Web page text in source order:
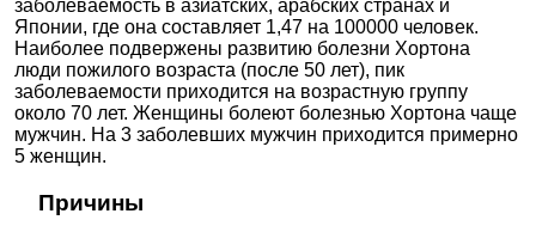
заболеваемость в азиатских, арабских странах и
Японии, где она составляет 1,47 на 100000 человек.
Наиболее подвержены развитию болезни Хортона
люди пожилого возраста (после 50 лет), пик
заболеваемости приходится на возрастную группу
около 70 лет. Женщины болеют болезнью Хортона чаще
мужчин. На 3 заболевших мужчин приходится примерно
5 женщин.
Причины